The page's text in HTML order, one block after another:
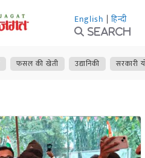
English | हिन्दी
Search
फसल की खेती उद्यानिकी सरकारी